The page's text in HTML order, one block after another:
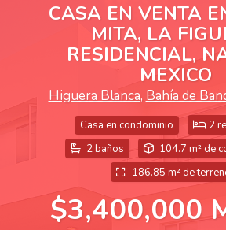
CASA EN VENTA
MITA, LA
RESIDENCIAL,
MEXICO
Higuera Blanca, Bahía de
Casa en condominio
2
2 baños
104.7 m² de
186.85 m² de
$3,400,000